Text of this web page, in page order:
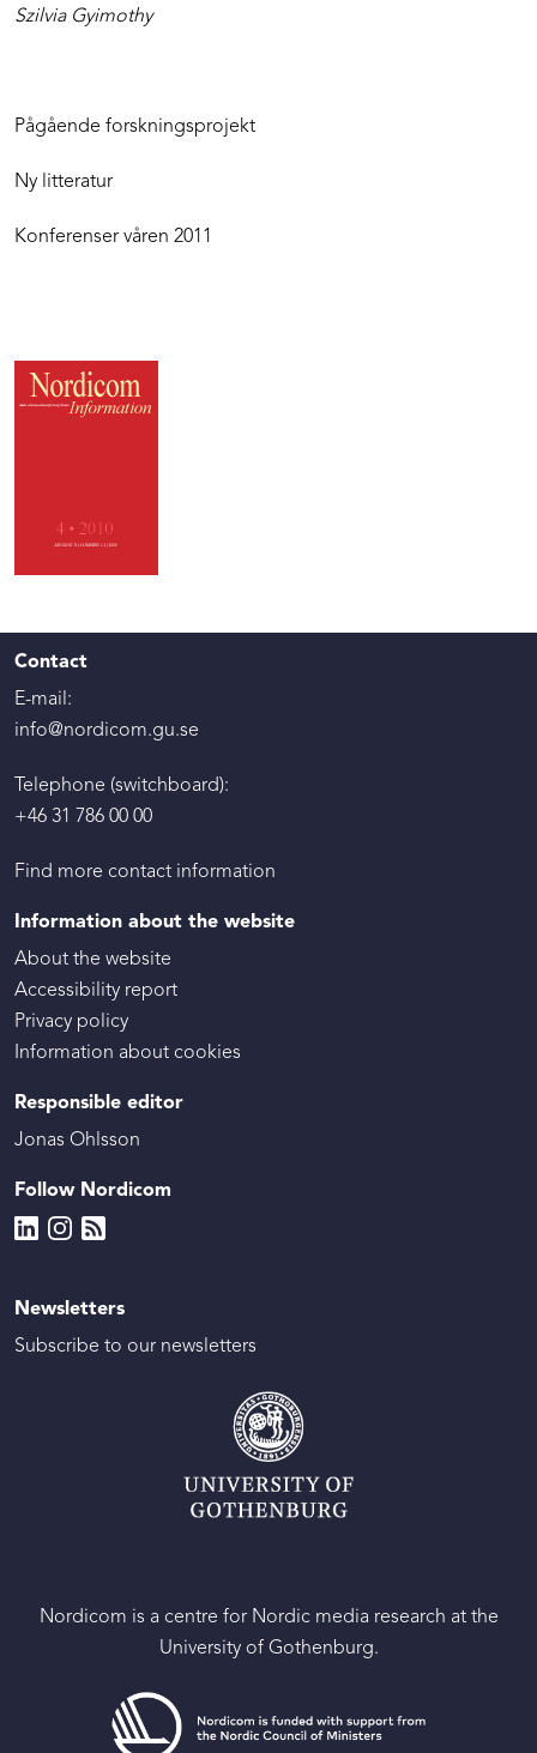
Szilvia Gyimothy
Pågående forskningsprojekt
Ny litteratur
Konferenser våren 2011
Contact
E-mail:
info@nordicom.gu.se
Telephone (switchboard):
+46 31 786 00 00
Find more contact information
Information about the website
About the website
Accessibility report
Privacy policy
Information about cookies
Responsible editor
Jonas Ohlsson
Follow Nordicom
Newsletters
Subscribe to our newsletters
Nordicom is a centre for Nordic media research at the
University of Gothenburg.